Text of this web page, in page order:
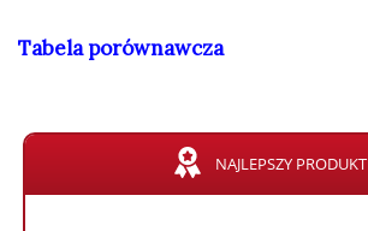
Tabela porównawcza
NAJLEPSZY PRODUKT